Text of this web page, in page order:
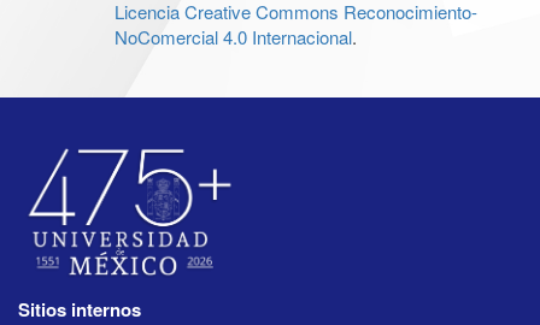
Licencia Creative Commons Reconocimiento-
NoComercial 4.0 Internacional.
Sitios internos